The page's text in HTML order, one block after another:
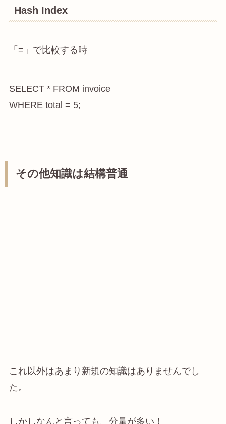
Hash Index
「=」で比較する時
SELECT * FROM invoice
WHERE total = 5;
その他知識は結構普通
これ以外はあまり新規の知識はありませんでし
た。
しかしなんと言っても、分量が多い！